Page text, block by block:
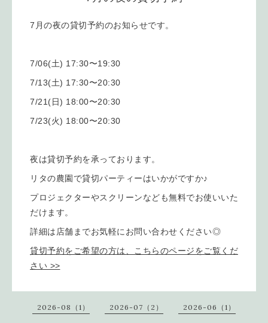
7月の夜の貸切予約のお知らせです。
7/06(土) 17:30〜19:30
7/13(土) 17:30〜20:30
7/21(日) 18:00〜20:30
7/23(火) 18:00〜20:30
夜は貸切予約を承っております。
リタの農園で貸切パーティーはいかがですか♪
プロジェクターやスクリーンなども無料でお使いいた
だけます。
詳細は店舗までお気軽にお問い合わせください◎
貸切予約をご希望の方は、こちらのページをご覧くだ
さい >>
2026-08（1） 2026-07（2） 2026-06（1）